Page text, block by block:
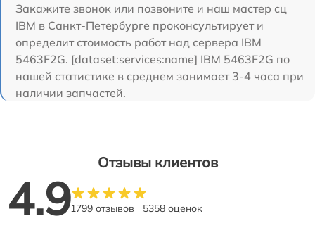
Закажите звонок или позвоните и наш мастер сц
IBM в Санкт-Петербурге проконсультирует и
определит стоимость работ над сервера IBM
5463F2G. [dataset:services:name] IBM 5463F2G по
нашей статистике в среднем занимает 3-4 часа при
наличии запчастей.
Отзывы клиентов
4.91799 отзывов 5358 оценок